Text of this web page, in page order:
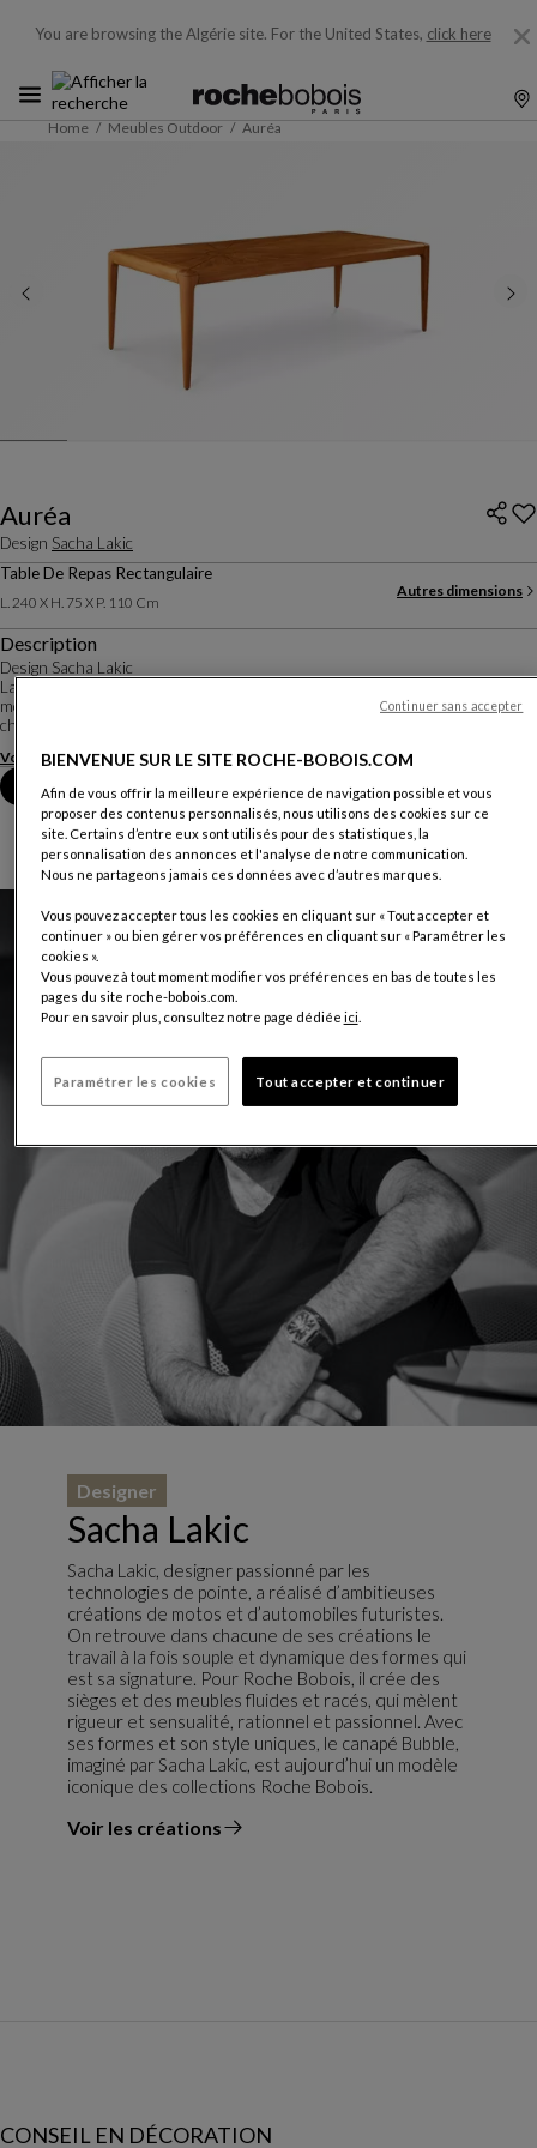
You are browsing the Algérie site. For the United States, click here
Home Meubles Outdoor Auréa
Auréa
Design Sacha Lakic
Table De Repas Rectangulaire
L. 240 X H. 75 X P. 110 Cm
Autres dimensions
Description
Design Sacha Lakic
La collection AUREA est proposée cette saison en teck, essence reine du
mobilier d’extérieur. Le plateau en soleil, réalisé en marqueterie, est à la fois
chaleureux et élégant. Le bois utilisé est labellisé FSC et provient uniqu...
Voir plus Télécharger la fiche technique
Prendre rendez-vous en magasin
Sacha Lakic
Designer
Sacha Lakic, designer passionné par les
technologies de pointe, a réalisé d’ambitieuses
créations de motos et d’automobiles futuristes.
On retrouve dans chacune de ses créations le
travail à la fois souple et dynamique des formes qui
est sa signature. Pour Roche Bobois, il crée des
sièges et des meubles fluides et racés, qui mèlent
rigueur et sensualité, rationnel et passionnel. Avec
ses formes et son style uniques, le canapé Bubble,
imaginé par Sacha Lakic, est aujourd’hui un modèle
iconique des collections Roche Bobois.
Voir les créations
du designer
CONSEIL EN DÉCORATION
BIENVENUE SUR LE SITE ROCHE-BOBOIS.COM
Afin de vous offrir la meilleure expérience de navigation possible et vous
proposer des contenus personnalisés, nous utilisons des cookies sur ce
site. Certains d’entre eux sont utilisés pour des statistiques, la
personnalisation des annonces et l'analyse de notre communication.
Nous ne partageons jamais ces données avec d’autres marques.
Vous pouvez accepter tous les cookies en cliquant sur « Tout accepter et
continuer » ou bien gérer vos préférences en cliquant sur « Paramétrer les
cookies ».
Vous pouvez à tout moment modifier vos préférences en bas de toutes les
pages du site roche-bobois.com.
Pour en savoir plus, consultez notre page dédiée ici.
Paramétrer les cookies Tout accepter et continuer
Continuer sans accepter